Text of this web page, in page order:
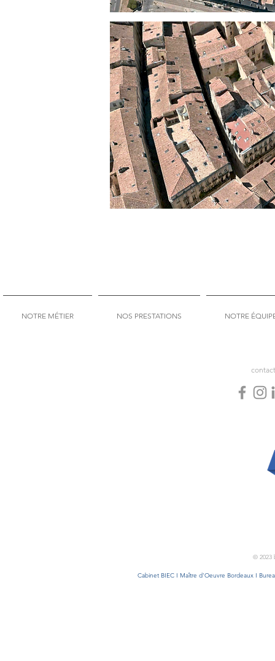
NOTRE MÉTIER NOS PRESTATIONS NOTRE
© 2023
Cabinet BIEC I Maître d'Oeuvre Bordeaux I